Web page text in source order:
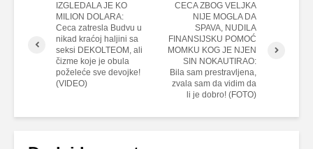
IZGLEDALA JE KO
MILION DOLARA:
Ceca zatresla Budvu u
nikad kraćoj haljini sa
seksi DEKOLTEOM, ali
čizme koje je obula
poželeće sve devojke!
(VIDEO)
CECA ZBOG VELJKA
NIJE MOGLA DA
SPAVA, NUDILA
FINANSIJSKU POMOĆ
MOMKU KOG JE NJEN
SIN NOKAUTIRAO:
Bila sam prestravljena,
zvala sam da vidim da
li je dobro! (FOTO)